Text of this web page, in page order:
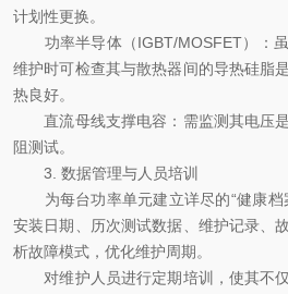
计划性更换。
功率半导体（IGBT/MOSFET）：虽
维护时可检查其与散热器间的导热硅脂
热良好。
直流母线支撑电容：需监测其电压是
阻测试。
3. 数据管理与人员培训
为每台功率单元建立详尽的“健康档
安装日期、历次测试数据、维护记录、
析故障模式，优化维护周期。
对维护人员进行定期培训，使其不